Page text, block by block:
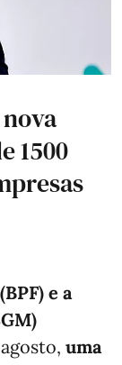
1500
e a
uma